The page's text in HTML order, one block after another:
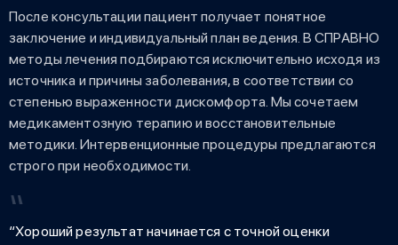
После консультации пациент получает понятное
заключение и индивидуальный план ведения. В СПРАВНО
методы лечения подбираются исключительно исходя из
источника и причины заболевания, в соответствии со
степенью выраженности дискомфорта. Мы сочетаем
медикаментозную терапию и восстановительные
методики. Интервенционные процедуры предлагаются
строго при необходимости.
“Хороший результат начинается с точной оценки